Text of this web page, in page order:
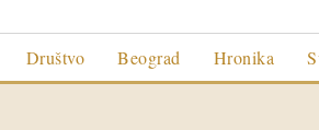
Društvo Beograd Hronika